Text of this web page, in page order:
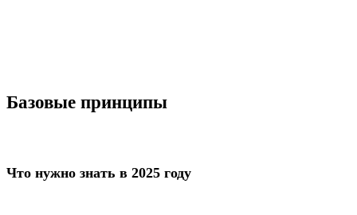
Базовые принципы
Что нужно знать в 2025 году